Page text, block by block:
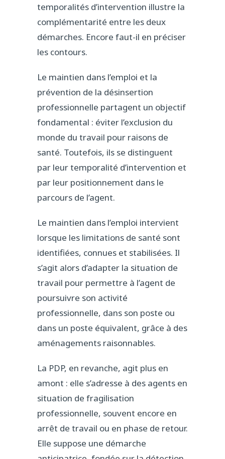
temporalités d’intervention illustre la
complémentarité entre les deux
démarches. Encore faut-il en préciser
les contours.
Le maintien dans l’emploi et la
prévention de la désinsertion
professionnelle partagent un objectif
fondamental : éviter l’exclusion du
monde du travail pour raisons de
santé. Toutefois, ils se distinguent
par leur temporalité d’intervention et
par leur positionnement dans le
parcours de l’agent.
Le maintien dans l’emploi intervient
lorsque les limitations de santé sont
identifiées, connues et stabilisées. Il
s’agit alors d’adapter la situation de
travail pour permettre à l’agent de
poursuivre son activité
professionnelle, dans son poste ou
dans un poste équivalent, grâce à des
aménagements raisonnables.
La PDP, en revanche, agit plus en
amont : elle s’adresse à des agents en
situation de fragilisation
professionnelle, souvent encore en
arrêt de travail ou en phase de retour.
Elle suppose une démarche